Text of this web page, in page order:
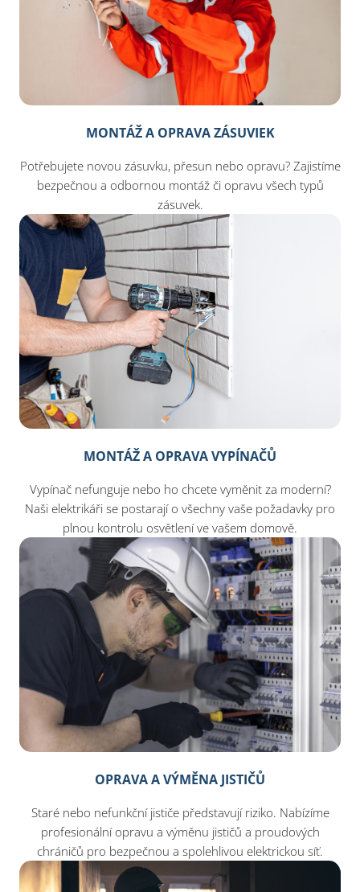
MONTÁŽ A OPRAVA ZÁSUVIEK
Potřebujete novou zásuvku, přesun nebo opravu? Zajistíme
bezpečnou a odbornou montáž či opravu všech typů
zásuvek.
MONTÁŽ A OPRAVA VYPÍNAČŮ
Vypínač nefunguje nebo ho chcete vyměnit za moderní?
Naši elektrikáři se postarají o všechny vaše požadavky pro
plnou kontrolu osvětlení ve vašem domově.
OPRAVA A VÝMĚNA JISTIČŮ
Staré nebo nefunkční jističe představují riziko. Nabízíme
profesionální opravu a výměnu jističů a proudových
chráničů pro bezpečnou a spolehlivou elektrickou síť.